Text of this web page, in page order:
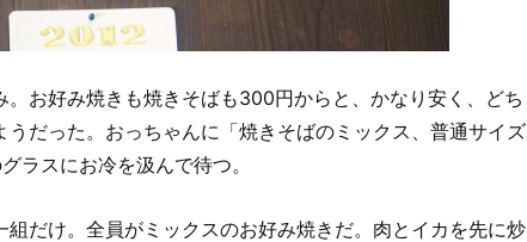
お好み焼きも焼きそばも300円からと、かなり安く、どち
だった。おっちゃんに「焼きそばのミックス、普通サイズ
ラスにお冷を汲んで待つ。
だけ。全員がミックスのお好み焼きだ。肉とイカを先に炒